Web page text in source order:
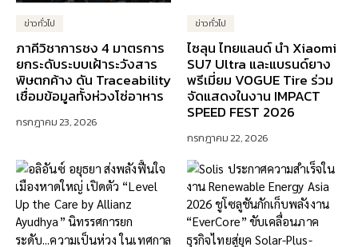
ข่าวทั่วไป
ภาคีวิชาการชง 4 มาตรการ
ยกระดับระบบเฝ้าระวังสาร
พิษตกค้าง ดัน Traceability
เชื่อมข้อมูลทั้งห่วงโซ่อาหาร
กรกฎาคม 23, 2026
ข่าวทั่วไป
ไซลุน ไทยแลนด์ นำ Xiaomi
SU7 Ultra และแบรนด์ยาง
พรีเมี่ยม VOGUE Tire ร่วม
จัดแสดงในงาน IMPACT
SPEED FEST 2026
กรกฎาคม 22, 2026